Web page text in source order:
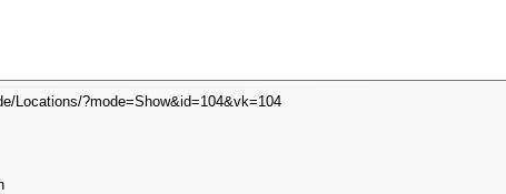
Locations/?mode=Show&id=104&vk=104